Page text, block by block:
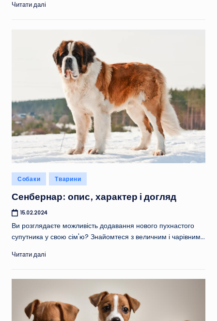
Читати далі
Опубліковано
у
Собаки Тварини
Сенбернар: опис, характер і догляд
15.02.2024
Ви розглядаєте можливість додавання нового пухнастого
супутника у свою сім'ю? Знайомтеся з величним і чарівним…
Читати далі